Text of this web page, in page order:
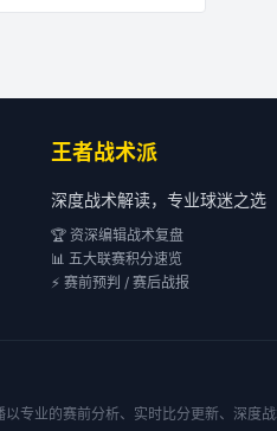
王者战术派
深度战术解读，专业球迷之选
🏆 资深编辑战术复盘
📊 五大联赛积分速览
⚡ 赛前预判 / 赛后战报
专业的赛前分析、实时比分更新、深度